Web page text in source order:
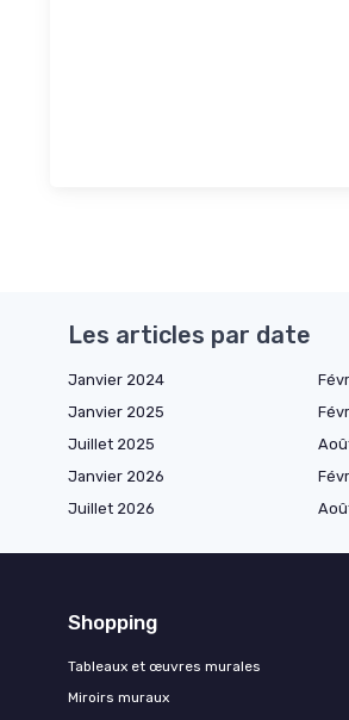
Les articles par date
Janvier 2024
Janvier 2025
Juillet 2025
Janvier 2026
Juillet 2026
Shopping
Tableaux et œuvres murales
Miroirs muraux